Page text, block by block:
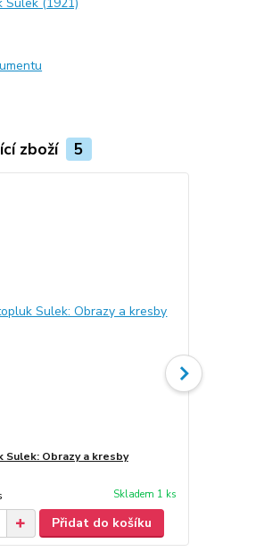
zboží 5
Sulek: Obrazy a kresby
Skladem 1 ks
Přidat do košíku